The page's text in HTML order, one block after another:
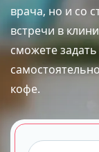
врача, но и со
встречи в
сможете
кофе.